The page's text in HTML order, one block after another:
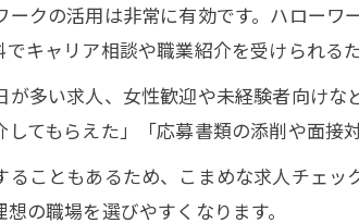
女性向け正社員求人の人
産休・育休が整った愛知
正社員求人で叶うワーク
クの活用は非常に有効です。ハロー
キャリア相談や職業紹介を受けられる
多い求人、女性歓迎や未経験者向け
てもらえた」「応募書類の添削や面接
こともあるため、こまめな求人チェ
の職場を選びやすくなります。